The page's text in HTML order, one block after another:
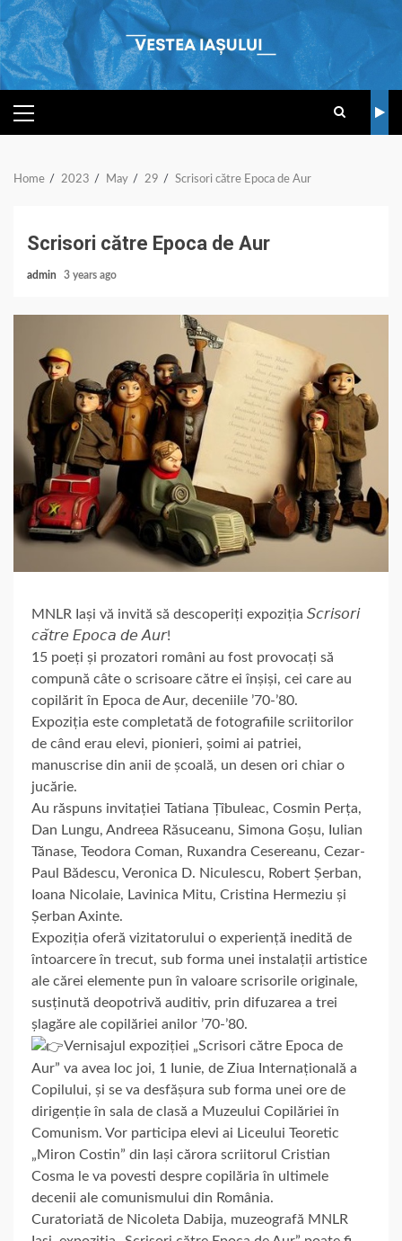
Skip
to
content
PRIMARY
MENU
Home 2023 May 29 Scrisori către Epoca de Aur
Scrisori către Epoca de Aur
admin 3 years ago
MNLR Iași vă invită să descoperiți expoziția 𝘚𝘤𝘳𝘪𝘴𝘰𝘳𝘪
𝘤𝘢̆𝘵𝘳𝘦 𝘌𝘱𝘰𝘤𝘢 𝘥𝘦 𝘈𝘶𝘳!
15 poeți și prozatori români au fost provocați să
compună câte o scrisoare către ei înșiși, cei care au
copilărit în Epoca de Aur, deceniile ʼ70-ʼ80.
Expoziția este completată de fotografiile scriitorilor
de când erau elevi, pionieri, șoimi ai patriei,
manuscrise din anii de școală, un desen ori chiar o
jucărie.
Au răspuns invitației Tatiana Țîbuleac, Cosmin Perța,
Dan Lungu, Andreea Răsuceanu, Simona Goșu, Iulian
Tănase, Teodora Coman, Ruxandra Cesereanu, Cezar-
Paul Bădescu, Veronica D. Niculescu, Robert Șerban,
Ioana Nicolaie, Lavinica Mitu, Cristina Hermeziu și
Șerban Axinte.
Expoziția oferă vizitatorului o experiență inedită de
întoarcere în trecut, sub forma unei instalații artistice
ale cărei elemente pun în valoare scrisorile originale,
susținută deopotrivă auditiv, prin difuzarea a trei
șlagăre ale copilăriei anilor ʼ70-ʼ80.
Vernisajul expoziției „Scrisori către Epoca de
Aur” va avea loc joi, 1 Iunie, de Ziua Internațională a
Copilului, și se va desfășura sub forma unei ore de
dirigenție în sala de clasă a Muzeului Copilăriei în
Comunism. Vor participa elevi ai Liceului Teoretic
„Miron Costin” din Iași cărora scriitorul Cristian
Cosma le va povesti despre copilăria în ultimele
decenii ale comunismului din România.
Curatoriată de Nicoleta Dabija, muzeografă MNLR